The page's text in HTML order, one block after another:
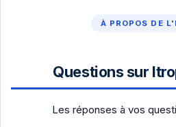
À PROPOS DE
Questions sur
Les réponses à vos